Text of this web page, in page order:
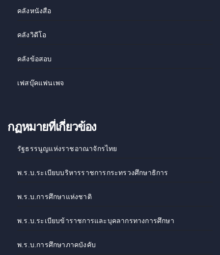
คลังหนังสือ
คลังวิดีโอ
คลังข้อสอบ
เฟสบุ๊คแฟนเพจ
กฏหมายที่เกี่ยวข้อง
รัฐธรรนูญแห่งราชอาณาจักรไทย
พ.ร.บ.ระเบียบบริหารราชการกระทรวงศึกษาธิการ
พ.ร.บ.การศึกษาแห่งชาติ
พ.ร.บ.ระเบียบข้าราชการและบุคลากรทางการศึกษา
พ.ร.บ.การศึกษาภาคบังคับ